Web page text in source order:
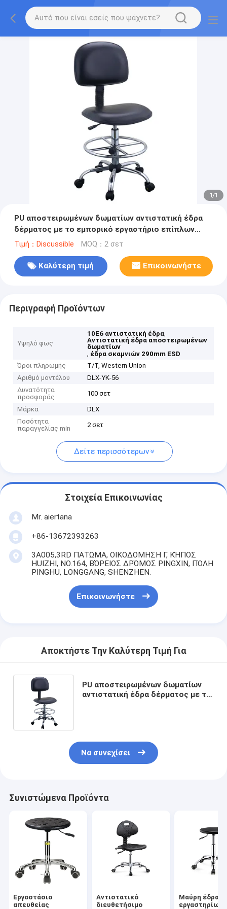
1/1
PU αποστειρωμένων δωματίων αντιστατική έδρα
δέρματος με το εμπορικό εργαστήριο επίπλων
υπολοίπου ποδιών
Τιμή：Discussible MOQ：2 σετ
Καλύτερη τιμή Επικοινωνήστε
Περιγραφή Προϊόντων
Υψηλό φως
10E6 αντιστατική έδρα,
Αντιστατική έδρα αποστειρωμένων
δωματίων
, έδρα σκαμνιών 290mm ESD
Όροι πληρωμής
T/T, Western Union
Αριθμό μοντέλου
DLX-YK-56
Δυνατότητα
προσφοράς
100 σετ
Μάρκα
DLX
Ποσότητα
παραγγελίας min
2 σετ
Δείτε περισσότερων
Στοιχεία Επικοινωνίας
Mr. aiertana
+86-13672393263
3A005,3RD ΠΑΤΩΜΑ, ΟΙΚΟΔΟΜΗΣΗ Γ, ΚΉΠΟΣ
HUIZHI, NO.164, ΒΌΡΕΙΟΣ ΔΡΌΜΟΣ PINGXIN, ΠΌΛΗ
PINGHU, LONGGANG, SHENZHEN.
Επικοινωνήστε
Αποκτήστε Την Καλύτερη Τιμή Για
PU αποστειρωμένων δωματίων
αντιστατική έδρα δέρματος με το
Να συνεχίσει
Συνιστώμενα Προϊόντα
Εργοστάσιο
απευθείας
Αντιστατικό
διευθετήσιμο
Μαύρη έδρα
εργαστηρίων